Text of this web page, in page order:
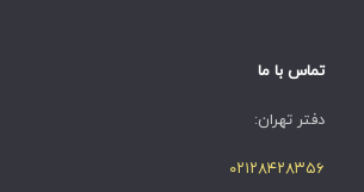
تماس با ما
دفتر تهران:
۰۲۱۲۸۴۲۸۳۵۶